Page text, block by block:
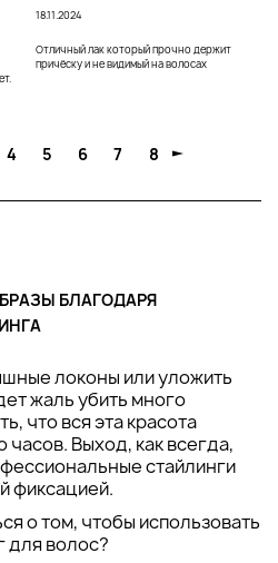
18.11.2024
Отличный лак который прочно держит
причёску и не видимый на волосах
4 5 6 7 8
БЛАГОДАРЯ
локоны или уложить
жаль убить много
что вся эта красота
часов. Выход, как всегда,
стайлинги
фиксацией.
о том, чтобы использовать
для волос?